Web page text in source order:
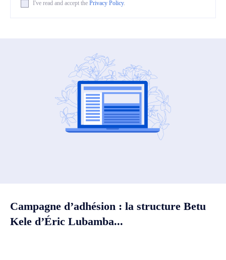
I've read and accept the Privacy Policy.
Campagne d’adhésion : la structure Betu
Kele d’Éric Lubamba...